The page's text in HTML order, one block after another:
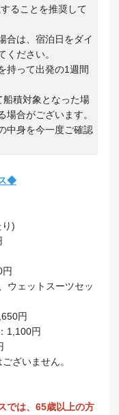
ることを推奨して
合は、宿泊日をダイ
ください。
持って出発の1週間
積対象となった場
合がございます。
中身を今一度ご確認
◆
)
ウェットスーツセッ
円
1,100円
ざいません。
では、65歳以上の方